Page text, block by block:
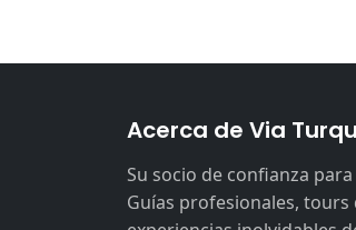
Acerca de Via
Su socio de confianza
Guías profesionales, tours